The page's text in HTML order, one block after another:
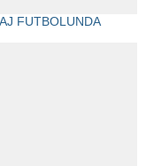
FUTBOLUNDA